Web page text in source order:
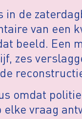
in de
van een
beeld. Een
zes
omdat
elke vraag